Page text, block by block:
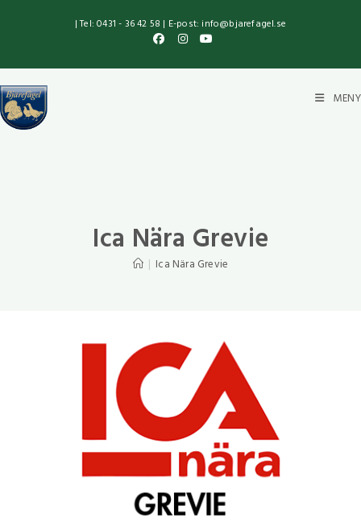
| Tel: 0431 - 36 42 58 | E-post: info@bjarefagel.se
MENY
Ica Nära Grevie
| Ica Nära Grevie